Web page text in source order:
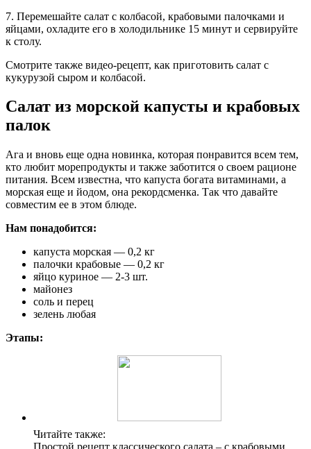
7. Перемешайте салат с колбасой, крабовыми палочками и
яйцами, охладите его в холодильнике 15 минут и сервируйте
к столу.
Смотрите также видео-рецепт, как приготовить салат с
кукурузой сыром и колбасой.
Салат из морской капусты и крабовых
палок
Ага и вновь еще одна новинка, которая понравится всем тем,
кто любит морепродукты и также заботится о своем рационе
питания. Всем известна, что капуста богата витаминами, а
морская еще и йодом, она рекордсменка. Так что давайте
совместим ее в этом блюде.
Нам понадобится:
капуста морская — 0,2 кг
палочки крабовые — 0,2 кг
яйцо куриное — 2-3 шт.
майонез
соль и перец
зелень любая
Этапы:
Читайте также: